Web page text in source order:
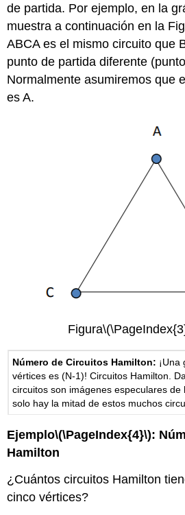
de partida. Por ejemplo, en la
muestra a continuación en la
ABCA es el mismo circuito que
punto de partida diferente
Normalmente asumiremos que
es A.
Figura
Número de Circuitos Hamilton: ¡Una
vértices es (N-1)! Circuitos Hamilton.
circuitos son imágenes especulares
solo hay la mitad de estos muchos
Ejemplo\(\PageIndex{4}\):
Hamilton
¿Cuántos circuitos Hamilton
cinco vértices?